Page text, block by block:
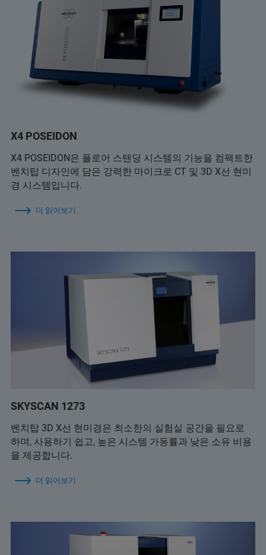
X4 POSEIDON
X4 POSEIDON은 플로어 스탠딩 시스템의 기능을 컴팩트한
벤치탑 디자인에 담은 강력한 마이크로 CT 및 3D X선 현미
경 시스템입니다.
더 읽어보기
SKYSCAN 1273
벤치탑 3D X선 현미경은 최소한의 실험실 공간을 필요로
하며, 사용하기 쉽고, 높은 시스템 가동률과 낮은 소유 비용
을 제공합니다.
더 읽어보기